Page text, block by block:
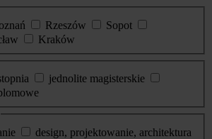
Rzeszów
Sopot
Kraków
jednolite magisterskie
design, projektowanie, architektura